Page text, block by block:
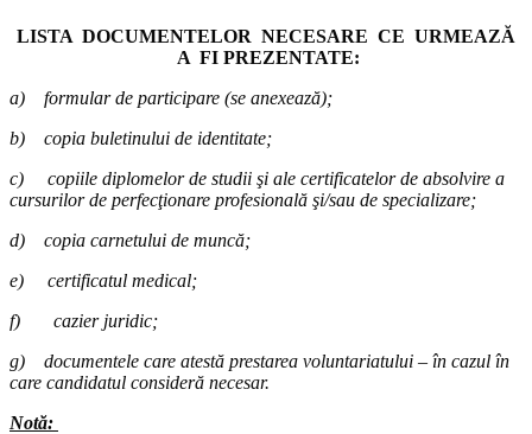
LISTA DOCUMENTELOR NECESARE CE URMEAZĂ
A FI PREZENTATE:
a) formular de participare (se anexează);
b) copia buletinului de identitate;
c) copiile diplomelor de studii şi ale certificatelor de absolvire a
cursurilor de perfecţionare profesională şi/sau de specializare;
d) copia carnetului de muncă;
e) certificatul medical;
f) cazier juridic;
g) documentele care atestă prestarea voluntariatului – în cazul în
care candidatul consideră necesar.
Notă: